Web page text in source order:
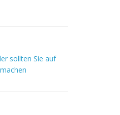
sollten Sie auf